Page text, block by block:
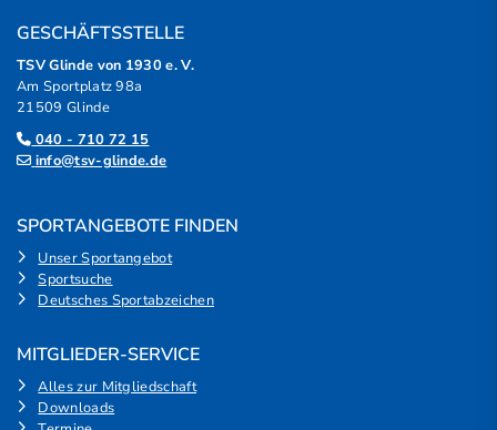
GESCHÄFTSSTELLE
TSV Glinde von 1930 e. V.
Am Sportplatz 98a
21509 Glinde
040 - 710 72 15
info@tsv-glinde.de
SPORTANGEBOTE FINDEN
Unser Sportangebot
Sportsuche
Deutsches Sportabzeichen
MITGLIEDER-SERVICE
Alles zur Mitgliedschaft
Downloads